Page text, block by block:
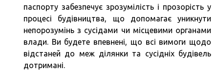
паспорту забезпечує зрозумілість і прозорість у
процесі будівництва, що допомагає уникнути
непорозумінь з сусідами чи місцевими органами
влади. Ви будете впевнені, що всі вимоги щодо
відстаней до меж ділянки та сусідніх будівель
дотримані.